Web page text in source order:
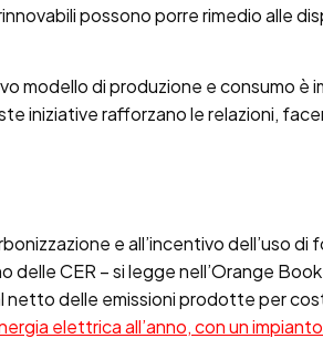
possono porre rimedio alle
modello di produzione e consumo è
iniziative rafforzano le relazioni,
e all’incentivo dell’uso di
CER – si legge nell’Orange
delle emissioni prodotte per
elettrica all’anno, con un